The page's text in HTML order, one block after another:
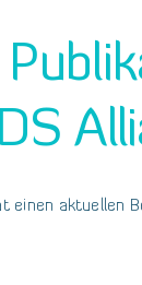
einen aktuellen